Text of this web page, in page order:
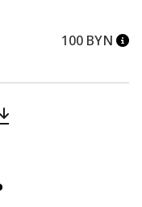
100 BYN